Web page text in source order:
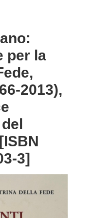
per la
2013),
3]